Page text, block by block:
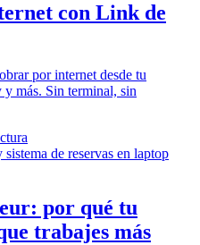
con Link de
por internet desde tu
más. Sin terminal, sin
por qué tu
trabajes más